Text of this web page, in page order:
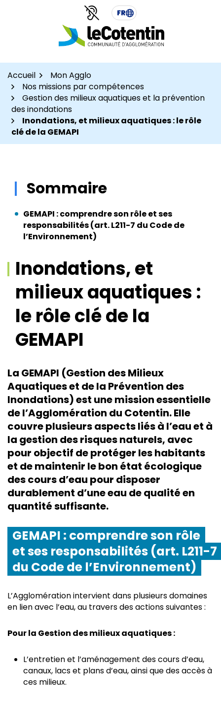
FR
Accueil
Mon Agglo
Nos missions par compétences
Gestion des milieux aquatiques et la prévention
des inondations
Inondations, et milieux aquatiques : le rôle
clé de la GEMAPI
Sommaire
GEMAPI : comprendre son rôle et ses
responsabilités (art. L211-7 du Code de
l’Environnement)
Inondations, et
milieux aquatiques :
le rôle clé de la
GEMAPI
La GEMAPI (Gestion des Milieux
Aquatiques et de la Prévention des
Inondations) est une mission essentielle
de l’Agglomération du Cotentin. Elle
couvre plusieurs aspects liés à l’eau et à
la gestion des risques naturels, avec
pour objectif de protéger les habitants
et de maintenir le bon état écologique
des cours d’eau pour disposer
durablement d’une eau de qualité en
quantité suffisante.
GEMAPI : comprendre son rôle
et ses responsabilités (art. L211-7
du Code de l’Environnement)
L’Agglomération intervient dans plusieurs domaines
en lien avec l’eau, au travers des actions suivantes :
Pour la Gestion des milieux aquatiques :
L’entretien et l’aménagement des cours d’eau,
canaux, lacs et plans d’eau, ainsi que des accès à
ces milieux.